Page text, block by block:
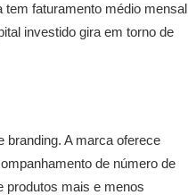
tem faturamento médio mensal
investido gira em torno de
branding. A marca oferece
de número de
produtos mais e menos